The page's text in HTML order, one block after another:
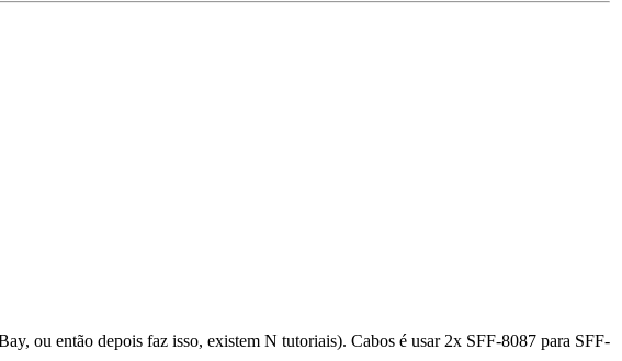
ou então depois faz isso, existem N tutoriais). Cabos é usar 2x SFF-8087 para SFF-